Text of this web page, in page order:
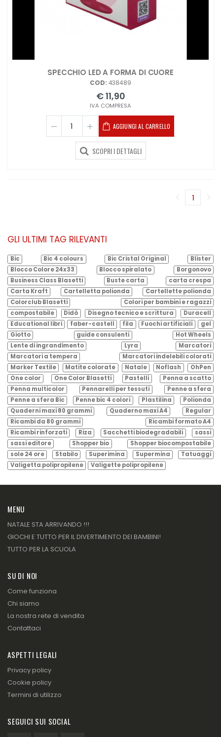
SPECCHIO LED A FORMA DI CUORE
COD: 438489
€ 11,90
IVA COMPRESA
AGGIUNGI AL CARRELLO
SCOPRI I DETTAGLI
1
GLI ULTIMI TAG RILEVANTI
Bic Bic 4 colours Bic Cristal Original
Blister
Blocco Colore 24x33
Blocco spiralato
Borgonovo
Business Class Blasetti
Buste carta
carta crespa
Carta Kraft
Cartelletta polionda
Cartellette polionda
Colorclub Blasetti
Colori per bambini e ragazzi
compostabile
Didò Disegno tecnico e scrittura
Duracell
Educational libri
faber-castell fila Fuochi artificiali
gel
Giotto
guide consulenti
Hot Wheels
Lente di ingrandimento
Lyra
Marcatori
Marcatori a tempera
Marcatori indelebili colorati
Marker Textile
Matite colorate Natale Noflash
OhPen
One color
One Color Blasetti Pastelli
Penna a scatto
Penna multicolor
Pennarelli per tessuti
Penne a sfera
Penne a sfera Bic
Penne bic 4 colori Plastilina
Polionda
Quaderni maxi 80 grammi
Quaderno maxi A4
Regular
Ricambi da 80 grammi
Ricambi formato A4
Ricambi rinforzati
Riza Sacchetti biodegradabili
sassi
sassi editore
Shopper bio
Shopper biocompostabile
sole 24 ore
Stabilo Superimina Supermina
Tatuaggi
Valigetta polipropilene
Valigette polipropilene
MENU
NATALE STA ARRIVANDO !!!
GIOCHI E TUTTO PER IL DIVERTIMENTO DEI BAMBINI!
TUTTO PER LA SCUOLA
SU DI NOI
Come funziona
Chi siamo
La nostra rete di vendita
Contattaci
ASPETTI LEGALI
Privacy policy
Cookie policy
Termini di utilizzo
SEGUICI SUI SOCIAL